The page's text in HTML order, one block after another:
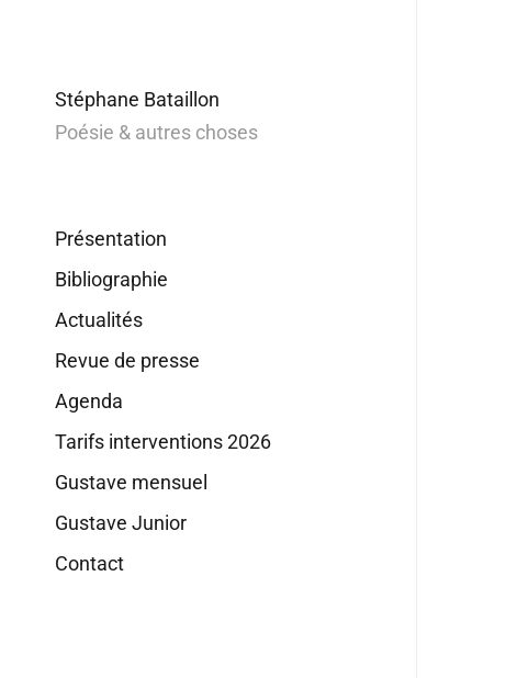
Stéphane Bataillon
Poésie & autres choses
Présentation
Bibliographie
Actualités
Revue de presse
Agenda
Tarifs interventions 2026
Gustave mensuel
Gustave Junior
Contact